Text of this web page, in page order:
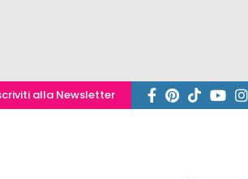
alla Newsletter